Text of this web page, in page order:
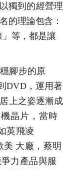
獨到的經營理
名的理論包含：
」等，都是讓
腳步的原
DVD，運用著
上之姿逐漸成
晶片，當時
英飛凌
美 大廠，蔡明
力產品與服